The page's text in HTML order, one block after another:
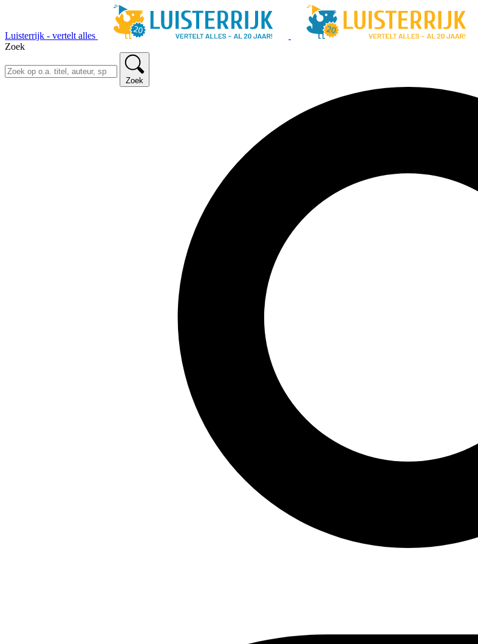
Luisterrijk - vertelt alles
Zoek
Zoek